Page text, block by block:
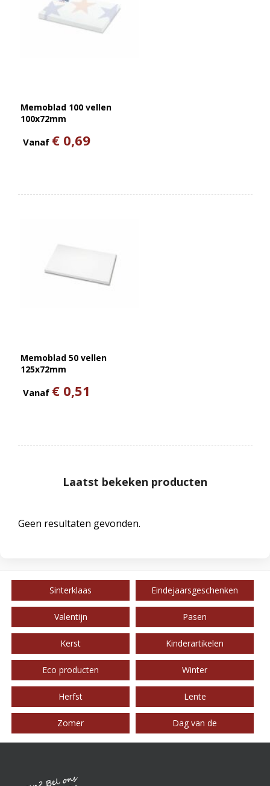
Memoblad 100 vellen
100x72mm
Vanaf € 0,69
Memoblad 50 vellen
125x72mm
Vanaf € 0,51
Laatst bekeken producten
Geen resultaten gevonden.
Sinterklaas Eindejaarsgeschenken
Valentijn Pasen
Kerst Kinderartikelen
Eco producten Winter
Herfst Lente
Zomer Dag van de